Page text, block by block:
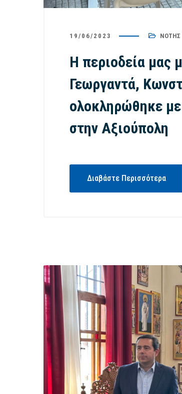
19/06/2023 ΝΌΤΗΣ
Η περιοδεία μας
Γεωργαντά,
ολοκληρώθηκε
στην Αξιούπολη
Διαβάστε Περισσότερα
06/08/2026 Έντυπος Τύπος
Μηταράκης στην Απογευματινή: